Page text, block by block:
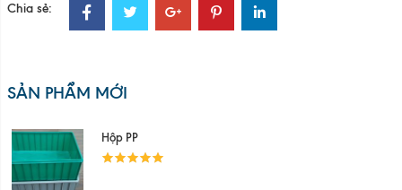
Chia sẻ:
SẢN PHẨM MỚI
Hộp PP